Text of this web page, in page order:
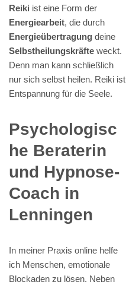
Reiki ist eine Form der
Energiearbeit, die durch
Energieübertragung deine
Selbstheilungskräfte weckt.
Denn man kann schließlich
nur sich selbst heilen. Reiki ist
Entspannung für die Seele.
Psychologisc
he Beraterin
und Hypnose-
Coach in
Lenningen
In meiner Praxis online helfe
ich Menschen, emotionale
Blockaden zu lösen. Neben